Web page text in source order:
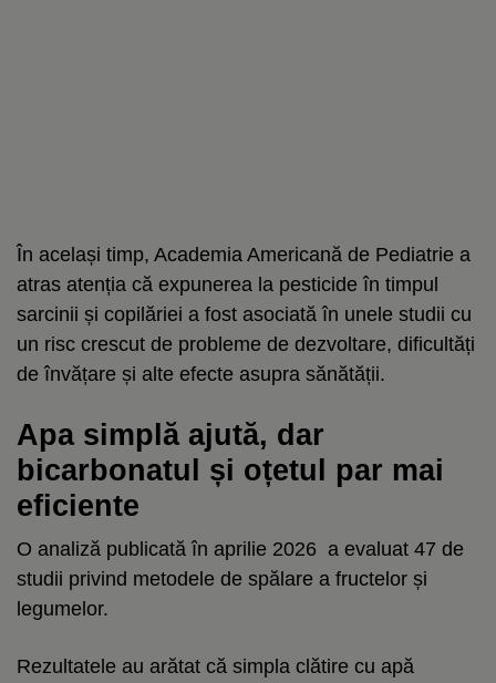
În același timp, Academia Americană de Pediatrie a
atras atenția că expunerea la pesticide în timpul
sarcinii și copilăriei a fost asociată în unele studii cu
un risc crescut de probleme de dezvoltare, dificultăți
de învățare și alte efecte asupra sănătății.
Apa simplă ajută, dar
bicarbonatul și oțetul par mai
eficiente
O analiză publicată în aprilie 2026 a evaluat 47 de
studii privind metodele de spălare a fructelor și
legumelor.
Rezultatele au arătat că simpla clătire cu apă